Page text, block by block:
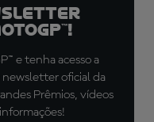
e tenha acesso a
oficial da
Prêmios, vídeos